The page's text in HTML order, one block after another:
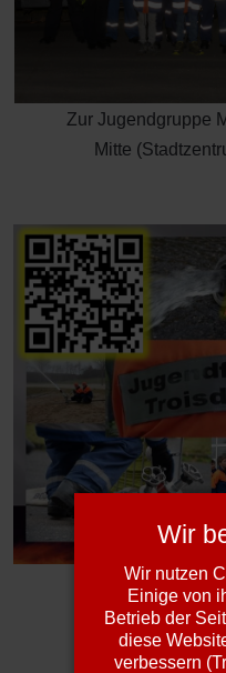
Zur Jugendgruppe
Mitte
Wir
Wir nutzen
Einige von
Betrieb der
diese
verbessern